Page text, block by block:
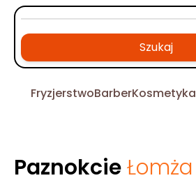
Szukaj
FryzjerstwoBarberKosmetyka
PaznokcieŁomża